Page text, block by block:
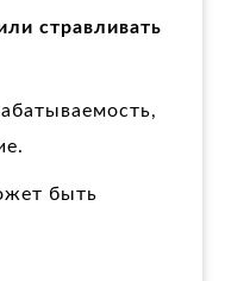
стравливать
быть